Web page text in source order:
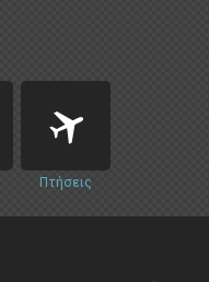
Πτήσεις